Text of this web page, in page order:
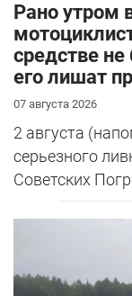
Рано утром
средстве
его лишат
07 августа 2026
2 августа
серьезного
Советских